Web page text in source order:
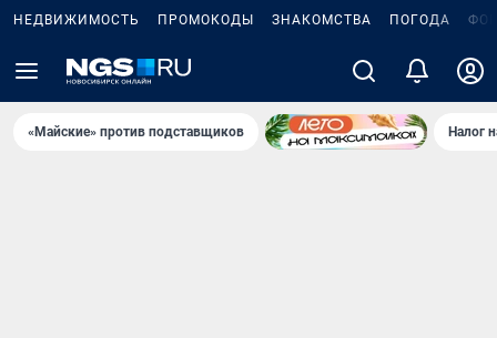
НЕДВИЖИМОСТЬ ПРОМОКОДЫ ЗНАКОМСТВА ПОГОДА
«Майские» против подставщиков Налог